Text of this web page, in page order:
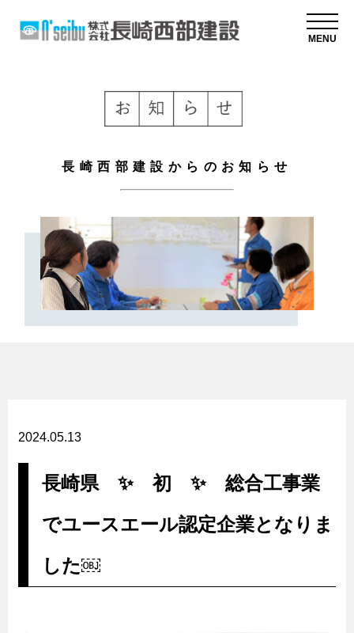
MENU
長崎西部建設からのお知らせ
2024.05.13
長崎県 ✨ 初 ✨ 総合工事業
でユースエール認定企業となりま
した￼